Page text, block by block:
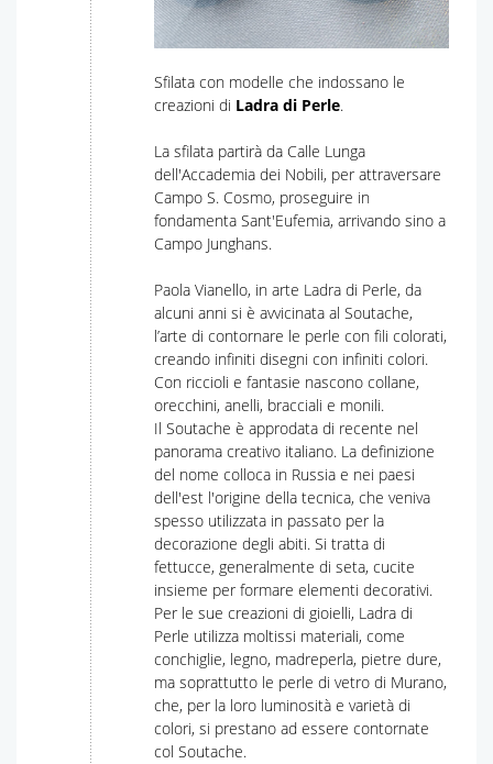
Sfilata con modelle che indossano le
creazioni di Ladra di Perle.
La sfilata partirà da Calle Lunga
dell'Accademia dei Nobili, per attraversare
Campo S. Cosmo, proseguire in
fondamenta Sant'Eufemia, arrivando sino a
Campo Junghans.
Paola Vianello, in arte Ladra di Perle, da
alcuni anni si è avvicinata al Soutache,
l’arte di contornare le perle con fili colorati,
creando infiniti disegni con infiniti colori.
Con riccioli e fantasie nascono collane,
orecchini, anelli, bracciali e monili.
Il Soutache è approdata di recente nel
panorama creativo italiano. La definizione
del nome colloca in Russia e nei paesi
dell'est l'origine della tecnica, che veniva
spesso utilizzata in passato per la
decorazione degli abiti. Si tratta di
fettucce, generalmente di seta, cucite
insieme per formare elementi decorativi.
Per le sue creazioni di gioielli, Ladra di
Perle utilizza moltissi materiali, come
conchiglie, legno, madreperla, pietre dure,
ma soprattutto le perle di vetro di Murano,
che, per la loro luminosità e varietà di
colori, si prestano ad essere contornate
col Soutache.